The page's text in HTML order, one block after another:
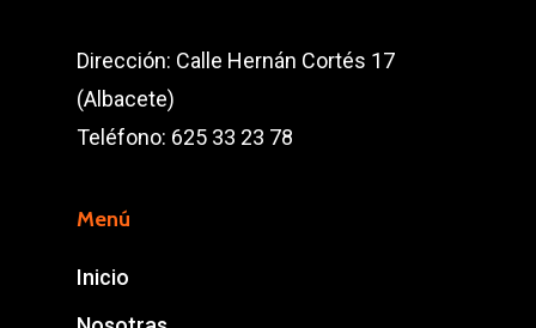
Dirección: Calle Hernán Cortés 17
(Albacete)
Teléfono: 625 33 23 78
Menú
Inicio